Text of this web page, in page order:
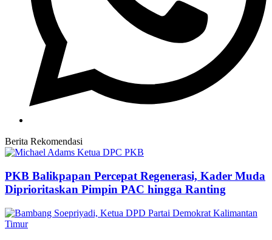
Berita Rekomendasi
PKB Balikpapan Percepat Regenerasi, Kader Muda
Diprioritaskan Pimpin PAC hingga Ranting